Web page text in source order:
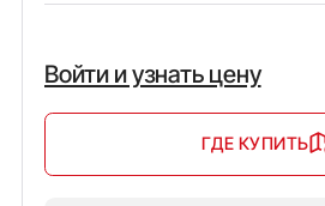
Войти и узнать цену
ГДЕ КУПИТЬ